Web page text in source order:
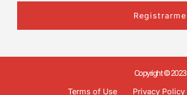
Registrarme
Copyright © 2023
Terms of Use
Privacy Policy